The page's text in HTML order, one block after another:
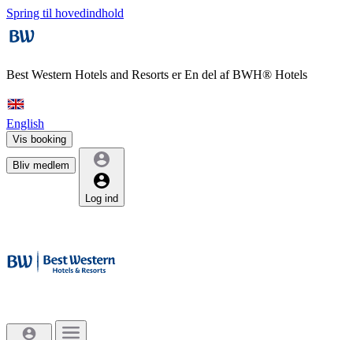
Spring til hovedindhold
Best Western Hotels and Resorts erEn del af BWH® Hotels
English
Vis booking
Bliv medlem
Log ind